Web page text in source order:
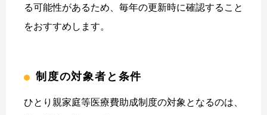
る可能性があるため、毎年の更新時に確認すること
をおすすめします。
制度の対象者と条件
ひとり親家庭等医療費助成制度の対象となるのは、